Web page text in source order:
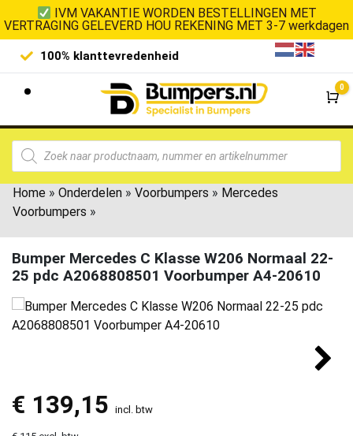
IVM VAKANTIE WORDEN BESTELLINGEN MET
VERTRAGING GELEVERD HOU REKENING MET 3-7 werkdagen
100% klanttevredenheid
0
Home » Onderdelen » Voorbumpers » Mercedes
Voorbumpers »
Bumper Mercedes C Klasse W206 Normaal 22-
25 pdc A2068808501 Voorbumper A4-20610
€ 139,15 incl. btw